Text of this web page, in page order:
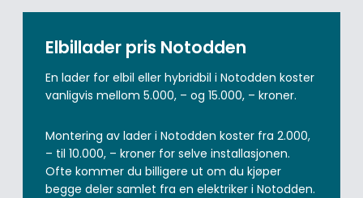
Elbillader pris Notodden
En lader for elbil eller hybridbil i Notodden koster
vanligvis mellom 5.000, – og 15.000, – kroner.
Montering av lader i Notodden koster fra 2.000,
– til 10.000, – kroner for selve installasjonen.
Ofte kommer du billigere ut om du kjøper
begge deler samlet fra en elektriker i Notodden.